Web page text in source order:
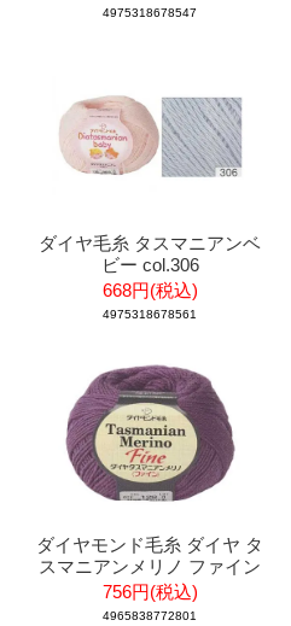
4975318678547
ダイヤ毛糸 タスマニアンベ
ビー col.306
668円(税込)
4975318678561
ダイヤモンド毛糸 ダイヤ タ
スマニアンメリノ ファイン
756円(税込)
4965838772801